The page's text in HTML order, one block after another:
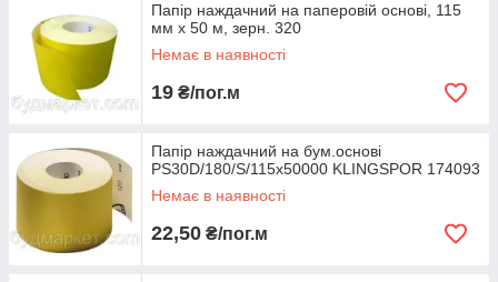
Папір наждачний на паперовій основі, 115
мм х 50 м, зерн. 320
Немає в наявності
19 ₴/пог.м
Папір наждачний на бум.основі
PS30D/180/S/115x50000 KLINGSPOR 174093
Немає в наявності
22,50 ₴/пог.м